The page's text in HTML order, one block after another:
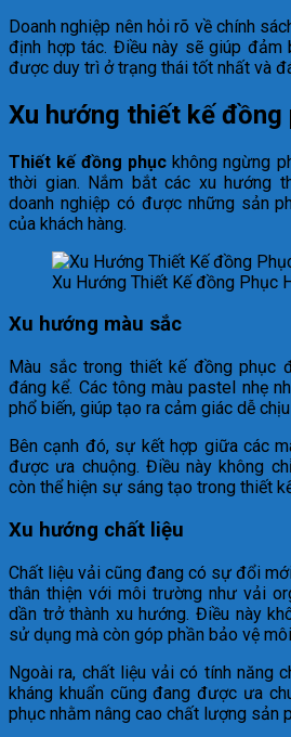
Doanh nghiệp nên hỏi rõ về chính
định hợp tác. Điều này sẽ giúp đảm
được duy trì ở trạng thái tốt nhất và
Xu hướng thiết kế đồng
Thiết kế đồng phục không ngừng
thời gian. Nắm bắt các xu hướng
doanh nghiệp có được những sản
của khách hàng.
Xu Hướng Thiết Kế đồng Phục
Xu hướng màu sắc
Màu sắc trong thiết kế đồng phục
đáng kể. Các tông màu pastel nhẹ
phổ biến, giúp tạo ra cảm giác dễ
Bên cạnh đó, sự kết hợp giữa các
được ưa chuộng. Điều này không
còn thể hiện sự sáng tạo trong thiết
Xu hướng chất liệu
Chất liệu vải cũng đang có sự đổi
thân thiện với môi trường như vải
dần trở thành xu hướng. Điều này
sử dụng mà còn góp phần bảo vệ
Ngoài ra, chất liệu vải có tính năng
kháng khuẩn cũng đang được ưa
phục nhằm nâng cao chất lượng sản